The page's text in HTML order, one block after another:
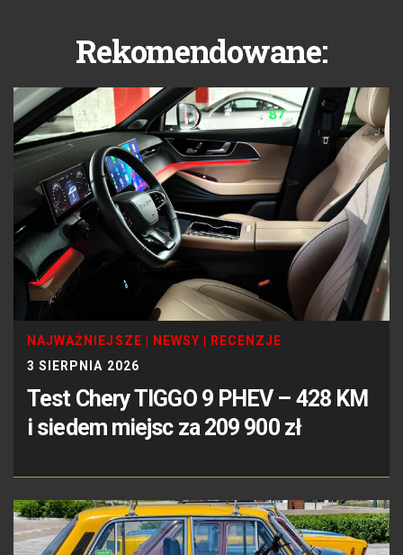
Rekomendowane:
NAJWAŻNIEJSZE NEWSY
RECENZJE
3 SIERPNIA 2026
Test Chery TIGGO 9 PHEV – 428 KM
i siedem miejsc za 209 900 zł